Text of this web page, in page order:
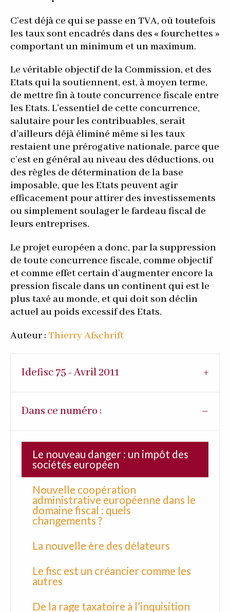
C’est déjà ce qui se passe en TVA, où toutefois
les taux sont encadrés dans des « fourchettes »
comportant un minimum et un maximum.
Le véritable objectif de la Commission, et des
Etats qui la soutiennent, est, à moyen terme,
de mettre fin à toute concurrence fiscale entre
les Etats. L’essentiel de cette concurrence,
salutaire pour les contribuables, serait
d’ailleurs déjà éliminé même si les taux
restaient une prérogative nationale, parce que
c’est en général au niveau des déductions, ou
des règles de détermination de la base
imposable, que les Etats peuvent agir
efficacement pour attirer des investissements
ou simplement soulager le fardeau fiscal de
leurs entreprises.
Le projet européen a donc, par la suppression
de toute concurrence fiscale, comme objectif
et comme effet certain d’augmenter encore la
pression fiscale dans un continent qui est le
plus taxé au monde, et qui doit son déclin
actuel au poids excessif des Etats.
Auteur : Thierry Afschrift
Idefisc 75 - Avril 2011
Dans ce numéro :
Le nouveau danger : un impôt des
sociétés européen
Nouvelle coopération
administrative européenne dans le
domaine fiscal : quels
changements ?
La nouvelle ère des délateurs
Le fisc est un créancier comme les
autres
De la rage taxatoire à l’inquisition